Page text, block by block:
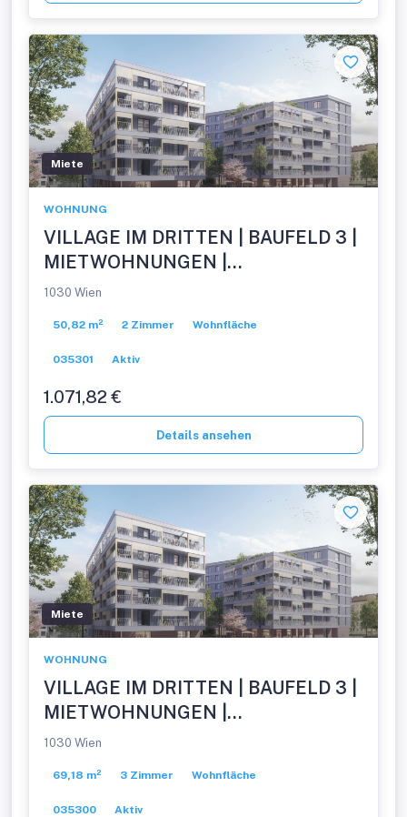
Miete
WOHNUNG
VILLAGE IM DRITTEN | BAUFELD 3 |
MIETWOHNUNGEN |
FERTIGSTELLUNG NOVEMBER
1030 Wien
50,82 m² 2 Zimmer Wohnfläche
035301 Aktiv
1.071,82 €
Details ansehen
Miete
WOHNUNG
VILLAGE IM DRITTEN | BAUFELD 3 |
MIETWOHNUNGEN |
FERTIGSTELLUNG NOVEMBER
1030 Wien
69,18 m² 3 Zimmer Wohnfläche
035300 Aktiv